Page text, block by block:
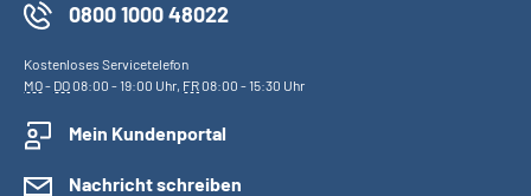
0800 1000 48022
Kostenloses Servicetelefon
MO- DO08:00 - 19:00 Uhr, FR08:00 - 15:30 Uhr
Mein Kundenportal
Nachricht schreiben